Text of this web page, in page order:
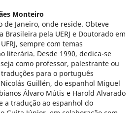
Monteiro
de Janeiro, onde reside. Obteve
pela UERJ e Doutorado em
sempre com temas
literária. Desde 1990, dedica-se
como professor, palestrante ou
para o português
Guillén, do espanhol Miguel
Álvaro Mútis e Harold Alvarado
a tradução ao espanhol do